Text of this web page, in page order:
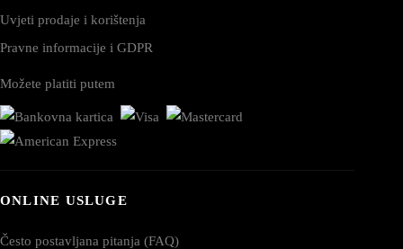
Uvjeti prodaje i korištenja
Pravne informacije i GDPR
Možete platiti putem
ONLINE USLUGE
Često postavljana pitanja (FAQ)